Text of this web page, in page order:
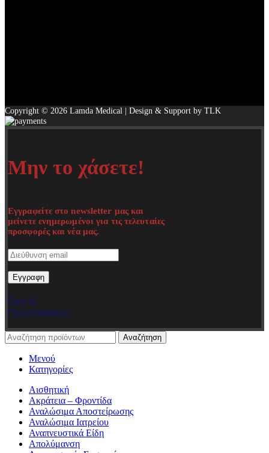
Copyright © 2026 Lamda Medical | Design & Support by TLK
Μην το χάσετε!
Εγγραφείτε στο newsletter μας και
μείνετε ενημερωμένοι για τις τελευταίες
προσφορές και νέα μας.
Όροι &
Προϋποθέσεις
Αναζήτηση
Μενού
Κατηγορίες
Αισθητική
Ακράτεια – Φροντίδα
Αναλώσιμα Αποστείρωσης
Αναλώσιμα Ιατρείου
Αναπνευστικά Είδη
Απολύμανση